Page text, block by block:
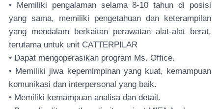
• Memiliki pengalaman selama 8-10 tahun di posisi
yang sama, memiliki pengetahuan dan keterampilan
yang mendalam berkaitan perawatan alat-alat berat,
terutama untuk unit CATTERPILAR
• Dapat mengoperasikan program Ms. Office.
• Memiliki jiwa kepemimpinan yang kuat, kemampuan
komunikasi dan interpersonal yang baik.
• Memiliki kemampuan analisa dan detail.